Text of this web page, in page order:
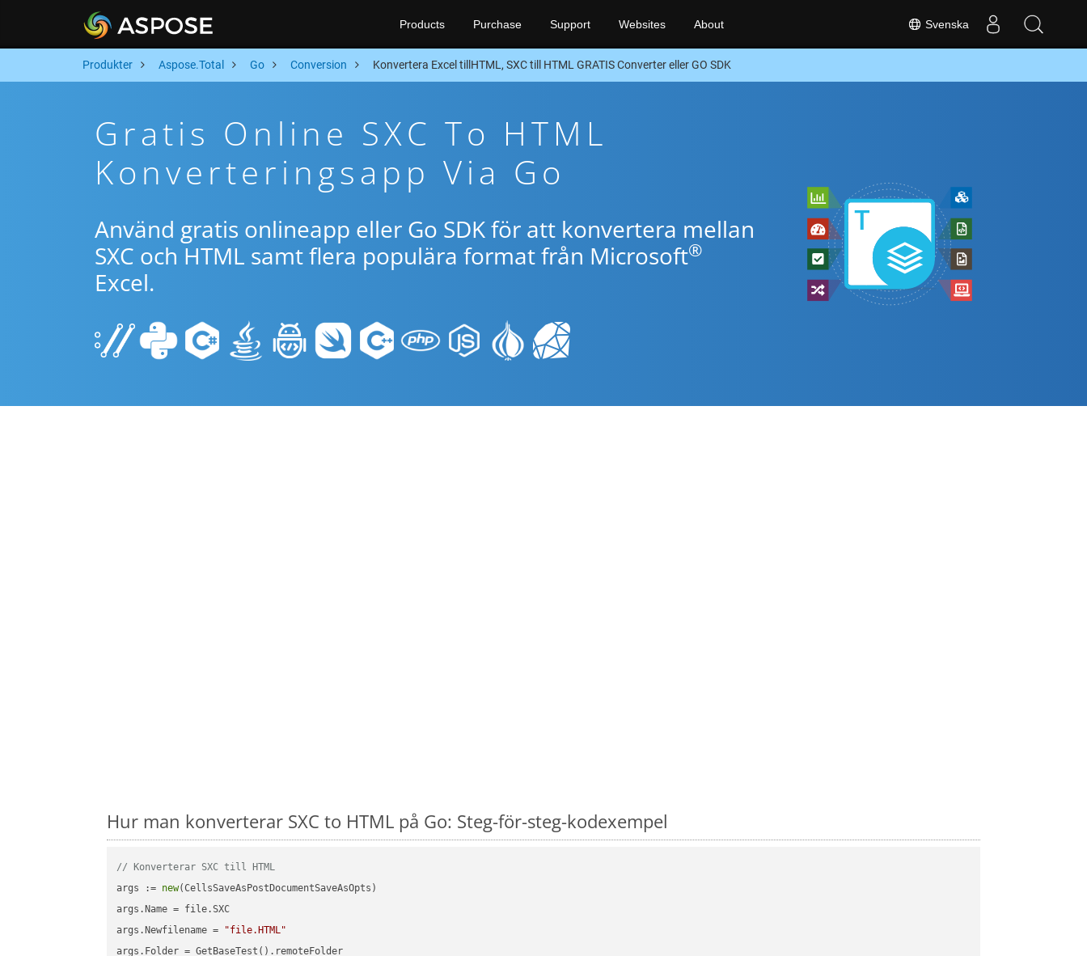
Svenska
Products Purchase Support Websites About
Produkter Aspose.Total Go Conversion Konvertera Excel tillHTML, SXC till HTML GRATIS Converter eller GO SDK
Gratis Online SXC To HTML
Konverteringsapp Via Go
Använd gratis onlineapp eller Go SDK för att konvertera mellan
SXC och HTML samt flera populära format från Microsoft®
Excel.
Hur man konverterar SXC to HTML på Go: Steg-för-steg-kodexempel
// Konverterar SXC till HTML
args := new(CellsSaveAsPostDocumentSaveAsOpts)
args.Name = file.SXC
args.Newfilename =
"file.HTML"
args.Folder = GetBaseTest().remoteFolder